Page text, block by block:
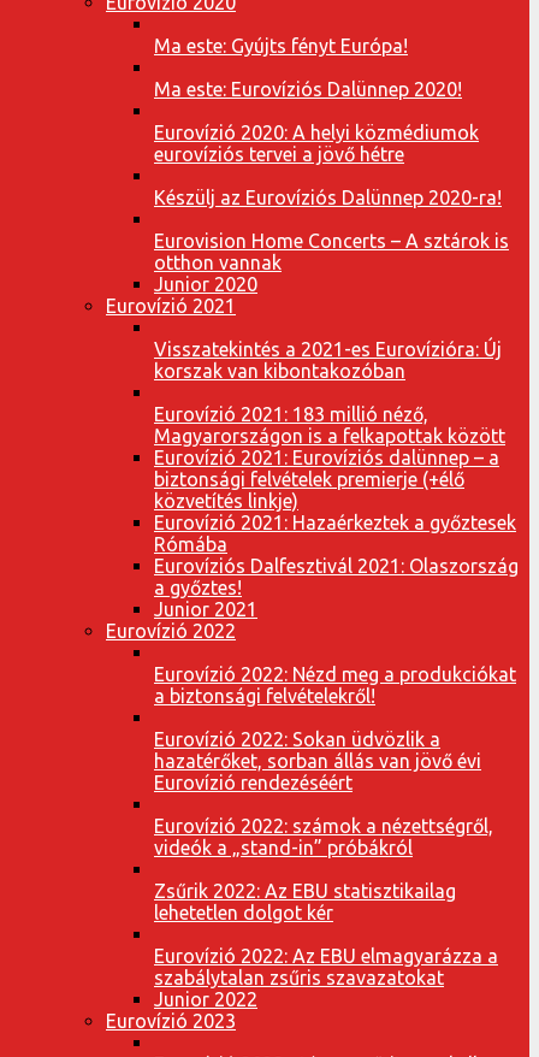
Ma este: Gyújts fényt Európa!
Ma este: Eurovíziós Dalünnep 2020!
Eurovízió 2020: A helyi közmédiumok
eurovíziós tervei a jövő hétre
Készülj az Eurovíziós Dalünnep 2020-ra!
Eurovision Home Concerts – A sztárok is
otthon vannak
Junior 2020
Eurovízió 2021
Visszatekintés a 2021-es Eurovízióra: Új
korszak van kibontakozóban
Eurovízió 2021: 183 millió néző,
Magyarországon is a felkapottak között
Eurovízió 2021: Eurovíziós dalünnep – a
biztonsági felvételek premierje (+élő
közvetítés linkje)
Eurovízió 2021: Hazaérkeztek a győztesek
Rómába
Eurovíziós Dalfesztivál 2021: Olaszország
a győztes!
Junior 2021
Eurovízió 2022
Eurovízió 2022: Nézd meg a produkciókat
a biztonsági felvételekről!
Eurovízió 2022: Sokan üdvözlik a
hazatérőket, sorban állás van jövő évi
Eurovízió rendezéséért
Eurovízió 2022: számok a nézettségről,
videók a „stand-in” próbákról
Zsűrik 2022: Az EBU statisztikailag
lehetetlen dolgot kér
Eurovízió 2022: Az EBU elmagyarázza a
szabálytalan zsűris szavazatokat
Junior 2022
Eurovízió 2023